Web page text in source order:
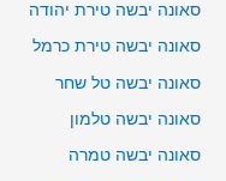
סאונה יבשה טירת יהודה
סאונה יבשה טירת כרמל
סאונה יבשה טל שחר
סאונה יבשה טלמון
סאונה יבשה טמרה